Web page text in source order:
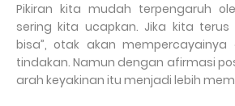
Pikiran kita mudah terpengaruh
sering kita ucapkan. Jika kita terus
bisa”, otak akan
tindakan. Namun dengan afirmasi
arah keyakinan itu menjadi lebih